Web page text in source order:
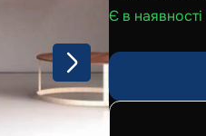
Є в наявності